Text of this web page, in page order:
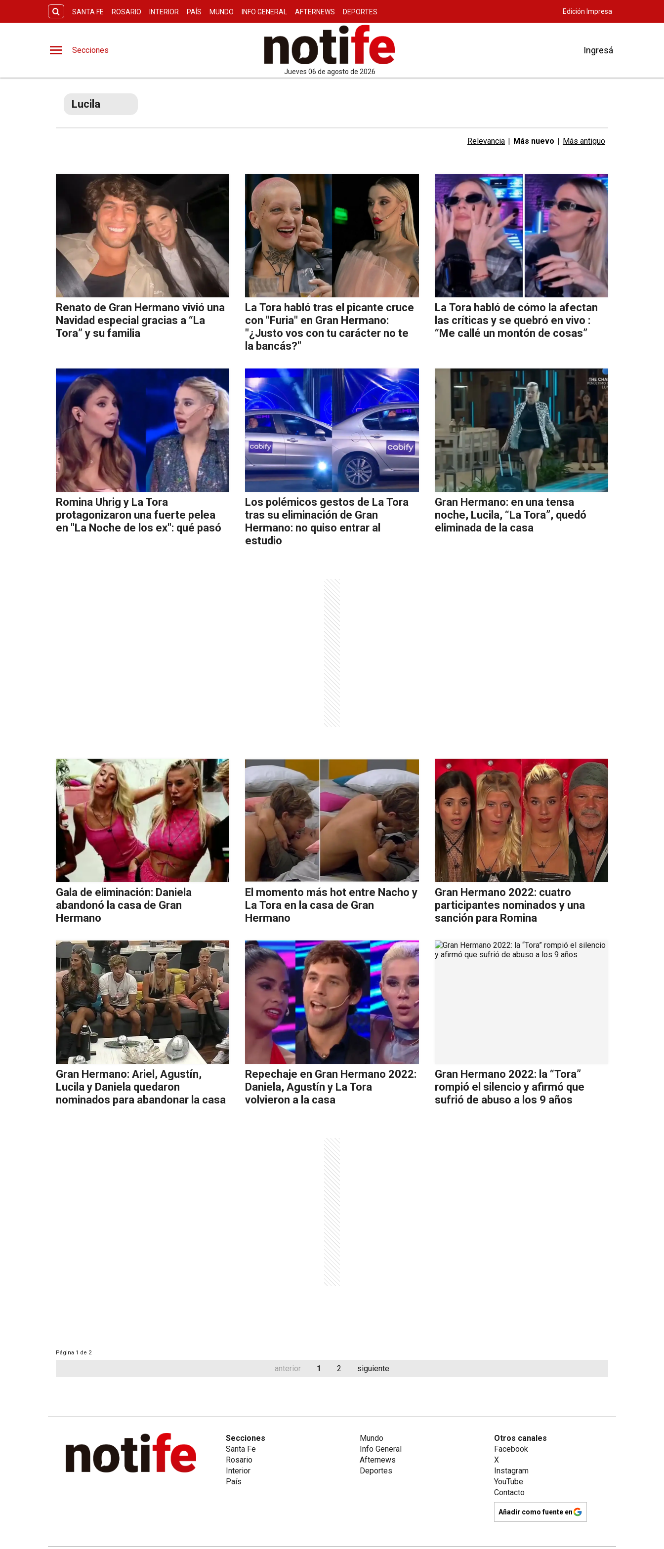
SANTA FE ROSARIO INTERIOR PAÍS MUNDO INFO GENERAL AFTERNEWS DEPORTES Edición Impresa
Secciones
jueves 06 de agosto de 2026
Ingresá
Lucila
Relevancia | Más nuevo | Más antiguo
Renato de Gran Hermano vivió una
Navidad especial gracias a “La
Tora” y su familia
La Tora habló tras el picante cruce
con "Furia" en Gran Hermano:
"¿Justo vos con tu carácter no te
la bancás?"
La Tora habló de cómo la afectan
las críticas y se quebró en vivo :
“Me callé un montón de cosas”
Romina Uhrig y La Tora
protagonizaron una fuerte pelea
en "La Noche de los ex": qué pasó
Los polémicos gestos de La Tora
tras su eliminación de Gran
Hermano: no quiso entrar al
estudio
Gran Hermano: en una tensa
noche, Lucila, “La Tora”, quedó
eliminada de la casa
Gala de eliminación: Daniela
abandonó la casa de Gran
Hermano
El momento más hot entre Nacho y
La Tora en la casa de Gran
Hermano
Gran Hermano 2022: cuatro
participantes nominados y una
sanción para Romina
Gran Hermano: Ariel, Agustín,
Lucila y Daniela quedaron
nominados para abandonar la casa
Repechaje en Gran Hermano 2022:
Daniela, Agustín y La Tora
volvieron a la casa
Gran Hermano 2022: la “Tora”
rompió el silencio y afirmó que
sufrió de abuso a los 9 años
Página 1 de 2
anterior 1 2 siguiente
Secciones
Santa Fe
Rosario
Interior
País
Mundo
Info General
Afternews
Deportes
Otros canales
Facebook
X
Instagram
YouTube
Contacto
Añadir como fuente en